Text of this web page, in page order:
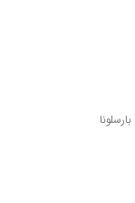
بارسلونا